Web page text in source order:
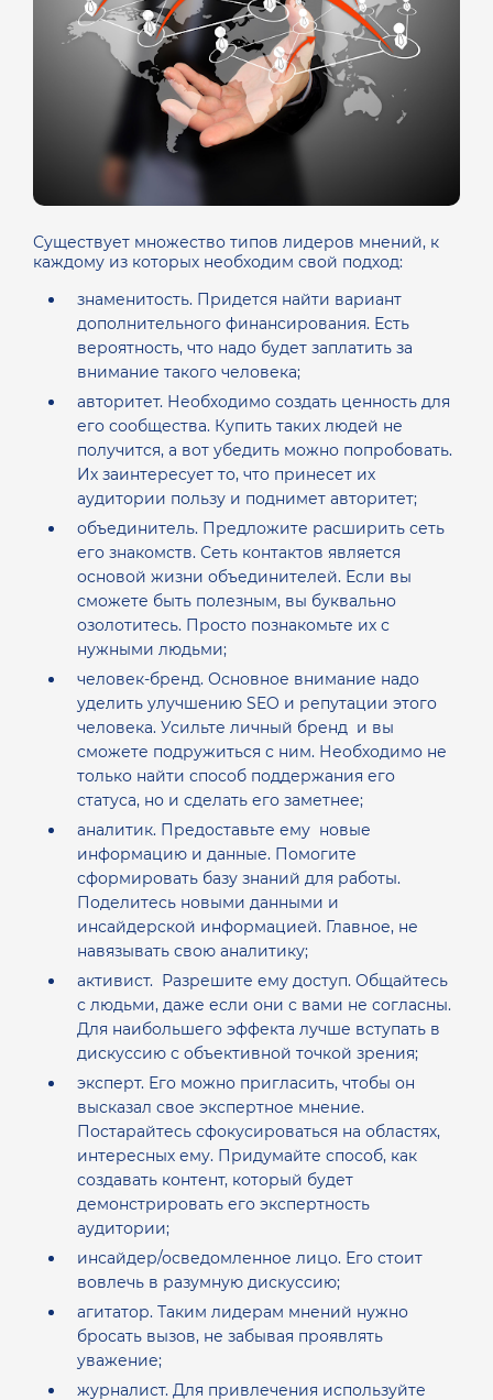
Существует множество типов лидеров мнений, к
каждому из которых необходим свой подход:
знаменитость. Придется найти вариант
дополнительного финансирования. Есть
вероятность, что надо будет заплатить за
внимание такого человека;
авторитет. Необходимо создать ценность для
его сообщества. Купить таких людей не
получится, а вот убедить можно попробовать.
Их заинтересует то, что принесет их
аудитории пользу и поднимет авторитет;
объединитель. Предложите расширить сеть
его знакомств. Сеть контактов является
основой жизни объединителей. Если вы
сможете быть полезным, вы буквально
озолотитесь. Просто познакомьте их с
нужными людьми;
человек-бренд. Основное внимание надо
уделить улучшению SEO и репутации этого
человека. Усильте личный бренд и вы
сможете подружиться с ним. Необходимо не
только найти способ поддержания его
статуса, но и сделать его заметнее;
аналитик. Предоставьте ему новые
информацию и данные. Помогите
сформировать базу знаний для работы.
Поделитесь новыми данными и
инсайдерской информацией. Главное, не
навязывать свою аналитику;
активист. Разрешите ему доступ. Общайтесь
с людьми, даже если они с вами не согласны.
Для наибольшего эффекта лучше вступать в
дискуссию с объективной точкой зрения;
эксперт. Его можно пригласить, чтобы он
высказал свое экспертное мнение.
Постарайтесь сфокусироваться на областях,
интересных ему. Придумайте способ, как
создавать контент, который будет
демонстрировать его экспертность
аудитории;
инсайдер/осведомленное лицо. Его стоит
вовлечь в разумную дискуссию;
агитатор. Таким лидерам мнений нужно
бросать вызов, не забывая проявлять
уважение;
журналист. Для привлечения используйте